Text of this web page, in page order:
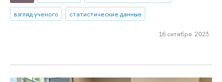
взгляд ученого
статистические данные
16 октября 2023